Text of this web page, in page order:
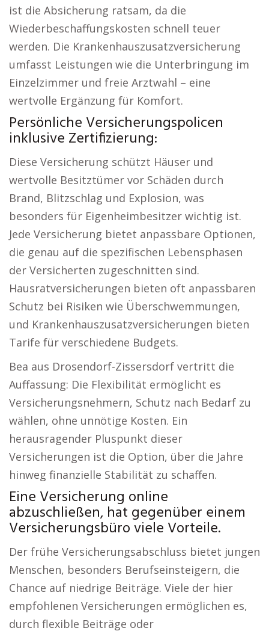
ist die Absicherung ratsam, da die
Wiederbeschaffungskosten schnell teuer
werden. Die Krankenhauszusatzversicherung
umfasst Leistungen wie die Unterbringung im
Einzelzimmer und freie Arztwahl – eine
wertvolle Ergänzung für Komfort.
Persönliche Versicherungspolicen
inklusive Zertifizierung:
Diese Versicherung schützt Häuser und
wertvolle Besitztümer vor Schäden durch
Brand, Blitzschlag und Explosion, was
besonders für Eigenheimbesitzer wichtig ist.
Jede Versicherung bietet anpassbare Optionen,
die genau auf die spezifischen Lebensphasen
der Versicherten zugeschnitten sind.
Hausratversicherungen bieten oft anpassbaren
Schutz bei Risiken wie Überschwemmungen,
und Krankenhauszusatzversicherungen bieten
Tarife für verschiedene Budgets.
Bea aus Drosendorf-Zissersdorf vertritt die
Auffassung: Die Flexibilität ermöglicht es
Versicherungsnehmern, Schutz nach Bedarf zu
wählen, ohne unnötige Kosten. Ein
herausragender Pluspunkt dieser
Versicherungen ist die Option, über die Jahre
hinweg finanzielle Stabilität zu schaffen.
Eine Versicherung online
abzuschließen, hat gegenüber einem
Versicherungsbüro viele Vorteile.
Der frühe Versicherungsabschluss bietet jungen
Menschen, besonders Berufseinsteigern, die
Chance auf niedrige Beiträge. Viele der hier
empfohlenen Versicherungen ermöglichen es,
durch flexible Beiträge oder